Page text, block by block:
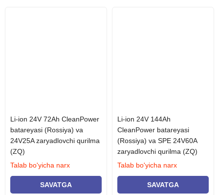
Li-ion 24V 72Ah CleanPower
batareyasi (Rossiya) va
24V25A zaryadlovchi qurilma
(ZQ)
Talab bo'yicha narx
SAVATGA
Li-ion 24V 144Ah
CleanPower batareyasi
(Rossiya) va SPE 24V60A
zaryadlovchi qurilma (ZQ)
Talab bo'yicha narx
SAVATGA